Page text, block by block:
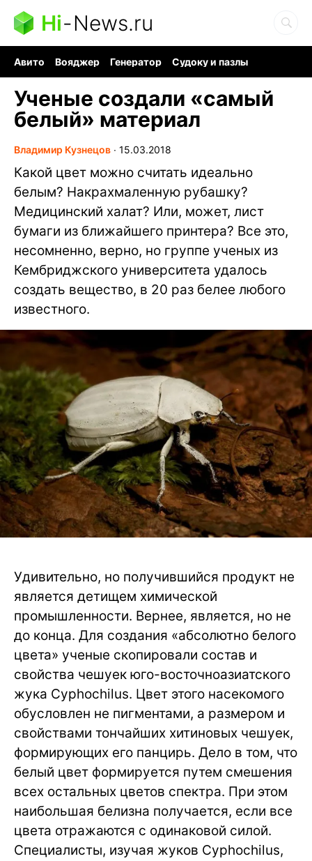
Hi-News.ru
Авито Вояджер Генератор
Судоку и пазлы
Ученые создали «самый
белый» материал
Владимир Кузнецов ∙ 15.03.2018
Какой цвет можно считать идеально
белым? Накрахмаленную рубашку?
Медицинский халат? Или, может, лист
бумаги из ближайшего принтера? Все это,
несомненно, верно, но группе ученых из
Кембриджского университета удалось
создать вещество, в 20 раз белее любого
известного.
Удивительно, но получившийся продукт не
является детищем химической
промышленности. Вернее, является, но не
до конца. Для создания «абсолютно белого
цвета» ученые скопировали состав и
свойства чешуек юго-восточноазиатского
жука Cyphochilus. Цвет этого насекомого
обусловлен не пигментами, а размером и
свойствами тончайших хитиновых чешуек,
формирующих его панцирь. Дело в том, что
белый цвет формируется путем смешения
всех остальных цветов спектра. При этом
наибольшая белизна получается, если все
цвета отражаются с одинаковой силой.
Специалисты, изучая жуков Cyphochilus,